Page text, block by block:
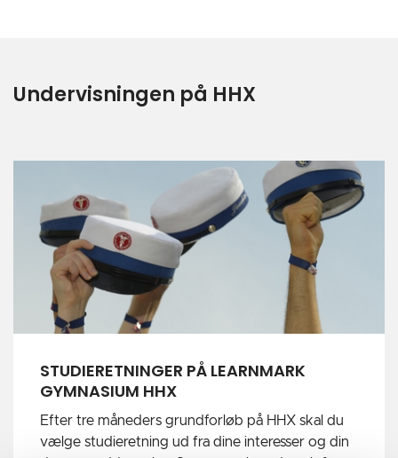
Undervisningen på HHX
STUDIERETNINGER PÅ LEARNMARK
GYMNASIUM HHX
Efter tre måneders grundforløb på HHX skal du
vælge studieretning ud fra dine interesser og din